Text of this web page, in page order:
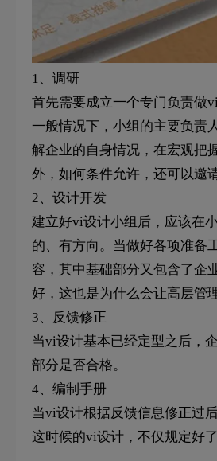
1、调研
首先需要成立一个专门负责做
一般情况下，小组的主要负责
解企业的自身情况，在宏观把
外，如何条件允许，还可以邀
2、设计开发
建立好vi设计小组后，应该在
的、有方向。当做好各项准备
容，其中基础部分又包含了企
好，这也是为什么会让高层管
3、反馈修正
当vi设计基本已经定型之后，
部分是否合格。
4、编制手册
当vi设计根据反馈信息修正过
这时候的vi设计，不仅规定好